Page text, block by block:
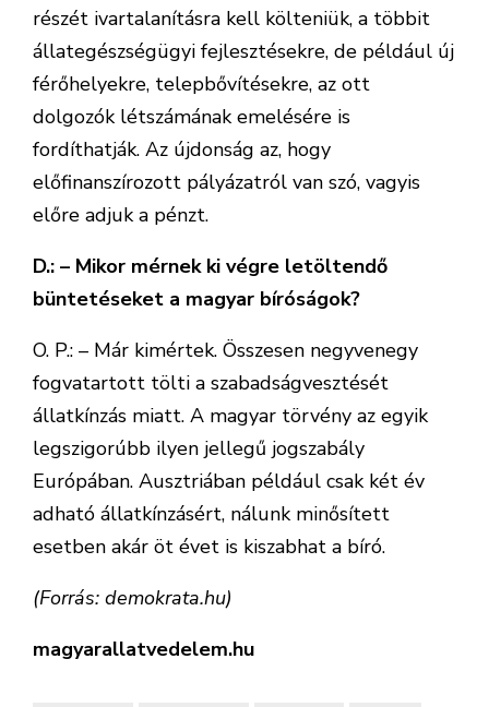
részét ivartalanításra kell költeniük, a többit
állategészségügyi fejlesztésekre, de például új
férőhelyekre, telepbővítésekre, az ott
dolgozók létszámának emelésére is
fordíthatják. Az újdonság az, hogy
előfinanszírozott pályázatról van szó, vagyis
előre adjuk a pénzt.
D.: – Mikor mérnek ki végre letöltendő
büntetéseket a magyar bíróságok?
O. P.: – Már kimértek. Összesen negyvenegy
fogvatartott tölti a szabadságvesztését
állatkínzás miatt. A magyar törvény az egyik
legszigorúbb ilyen jellegű jogszabály
Európában. Ausztriában például csak két év
adható állatkínzásért, nálunk minősített
esetben akár öt évet is kiszabhat a bíró.
(Forrás: demokrata.hu)
magyarallatvedelem.hu